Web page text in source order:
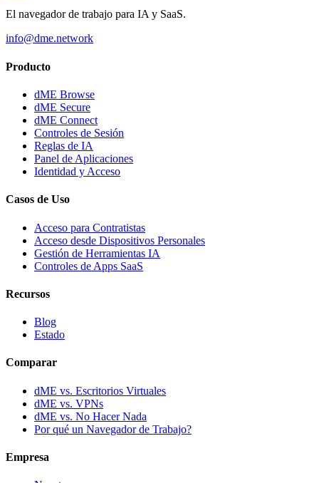
El navegador de trabajo para IA y SaaS.
info@dme.network
Producto
dME Browse
dME Secure
dME Connect
Controles de Sesión
Reglas de IA
Panel de Aplicaciones
Identidad y Acceso
Casos de Uso
Acceso para Contratistas
Acceso desde Dispositivos Personales
Gestión de Herramientas IA
Controles de Apps SaaS
Recursos
Blog
Estado
Comparar
dME vs. Escritorios Virtuales
dME vs. VPNs
dME vs. No Hacer Nada
Por qué un Navegador de Trabajo?
Empresa